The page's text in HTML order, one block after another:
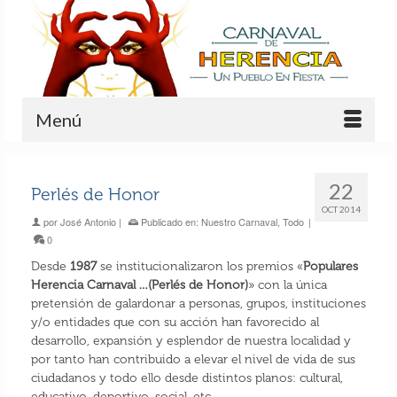
Menú
22
OCT 2014
Perlés de Honor
porJosé Antonio| Publicado en: Nuestro Carnaval, Todo |
0
Desde 1987se institucionalizaron los premios «Populares
Herencia Carnaval …(Perlés de Honor)» con la única
pretensión de galardonar a personas, grupos, instituciones
y/o entidades que con su acción han favorecido al
desarrollo, expansión y esplendor de nuestra localidad y
por tanto han contribuido a elevar el nivel de vida de sus
ciudadanos y todo ello desde distintos planos: cultural,